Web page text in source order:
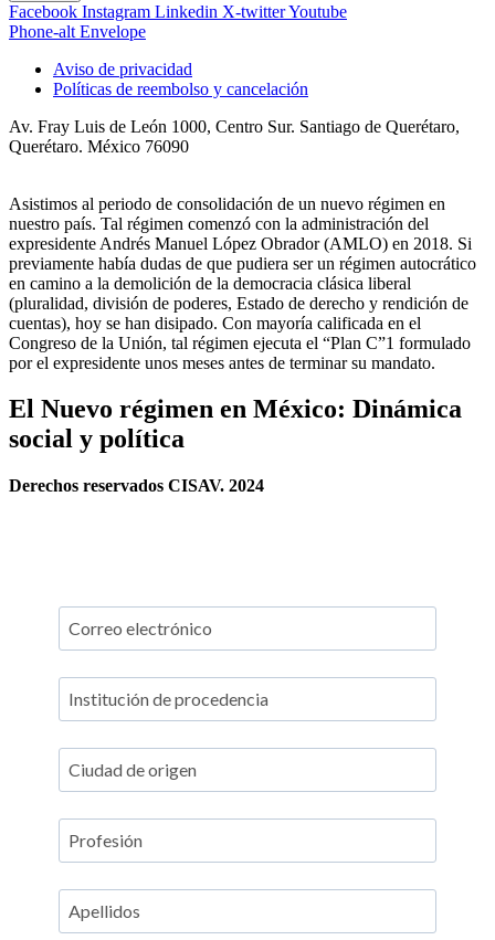
Facebook Instagram Linkedin X-twitterYoutube
Phone-alt Envelope
Aviso de privacidad
Políticas de reembolso y cancelación
Av. Fray Luis de León 1000, Centro Sur. Santiago de Querétaro,
Querétaro. México 76090
Asistimos al periodo de consolidación de un nuevo régimen en
nuestro país. Tal régimen comenzó con la administración del
expresidente Andrés Manuel López Obrador (AMLO) en 2018. Si
previamente había dudas de que pudiera ser un régimen autocrático
en camino a la demolición de la democracia clásica liberal
(pluralidad, división de poderes, Estado de derecho y rendición de
cuentas), hoy se han disipado. Con mayoría calificada en el
Congreso de la Unión, tal régimen ejecuta el “Plan C”1 formulado
por el expresidente unos meses antes de terminar su mandato.
El Nuevo régimen en México: Dinámica
social y política
Derechos reservados CISAV. 2024